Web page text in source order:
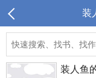
装
装人鱼